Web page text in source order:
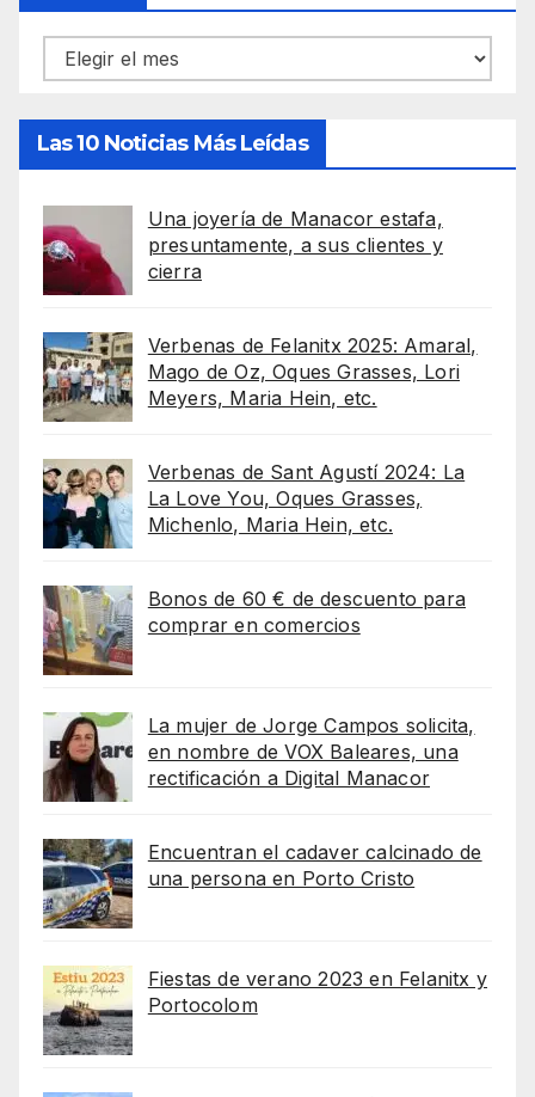
Archivos
Las 10 Noticias Más Leídas
Una joyería de Manacor estafa,
presuntamente, a sus clientes y
cierra
Verbenas de Felanitx 2025: Amaral,
Mago de Oz, Oques Grasses, Lori
Meyers, Maria Hein, etc.
Verbenas de Sant Agustí 2024: La
La Love You, Oques Grasses,
Michenlo, Maria Hein, etc.
Bonos de 60 € de descuento para
comprar en comercios
La mujer de Jorge Campos solicita,
en nombre de VOX Baleares, una
rectificación a Digital Manacor
Encuentran el cadaver calcinado de
una persona en Porto Cristo
Fiestas de verano 2023 en Felanitx y
Portocolom